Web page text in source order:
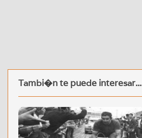
Tambi�n te puede interesar...